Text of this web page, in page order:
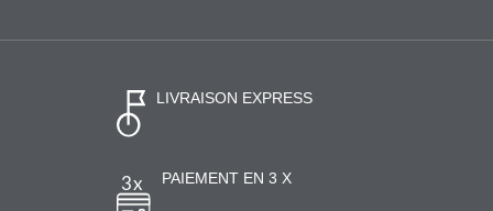
LIVRAISON EXPRESS
PAIEMENT EN 3 X